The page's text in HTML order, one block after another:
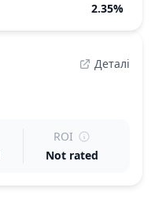
2.35%
Деталі
ROI
Not rated